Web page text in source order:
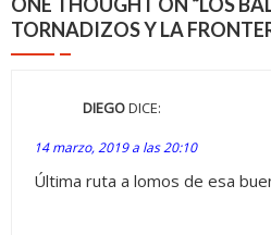
TORNADIZOS Y LA
DIEGODICE:
14 marzo, 2019 a las 20:10
Última ruta a lomos de esa